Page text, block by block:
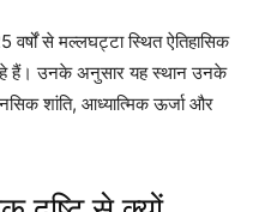
से मल्लघट्टा स्थित ऐतिहासिक
उनके अनुसार यह स्थान उनके
शांति, आध्यात्मिक ऊर्जा और